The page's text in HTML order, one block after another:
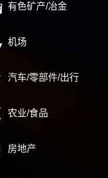
有色矿产/冶金
机场
汽车/零部件/出行
农业/食品
房地产